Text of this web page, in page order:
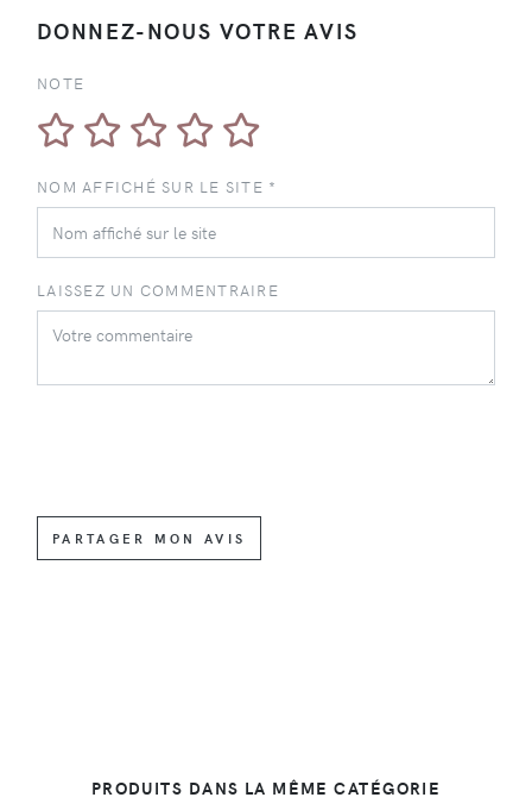
DONNEZ-NOUS VOTRE AVIS
NOTE
NOM AFFICHÉ SUR LE SITE *
LAISSEZ UN COMMENTRAIRE
PARTAGER MON AVIS
PRODUITS DANS LA MÊME CATÉGORIE